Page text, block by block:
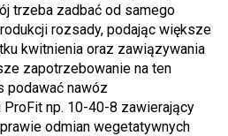
trzeba zadbać od samego
rozsady, podając większe
kwitnienia oraz zawiązywania
zapotrzebowanie na ten
podawać nawóz
np. 10-40-8 zawierający
odmian wegetatywnych